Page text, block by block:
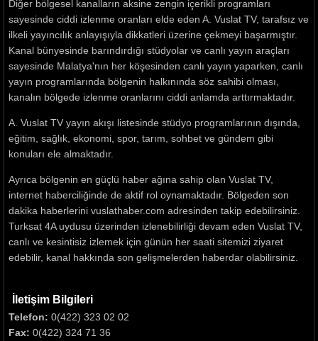
Diğer bölgesel kanalların aksine zengin içerikli programları
sayesinde ciddi izlenme oranları elde eden A. Vuslat TV, tarafsız ve
ilkeli yayıncılık anlayışıyla dikkatleri üzerine çekmeyi başarmıştır.
Kanal bünyesinde barındırdığı stüdyolar ve canlı yayın araçları
sayesinde Malatya'nın her köşesinden canlı yayın yaparken, canlı
yayın programlarında bölgenin halkınında söz sahibi olması,
kanalın bölgede izlenme oranlarını ciddi anlamda arttırmaktadır.
A. Vuslat TV yayın akışı listesinde stüdyo programlarının dışında,
eğitim, sağlık, ekonomi, spor, tarım, sohbet ve gündem gibi
konuları ele almaktadır.
Ayrıca bölgenin en güçlü haber ağına sahip olan Vuslat TV,
internet haberciliğinde de aktif rol oynamaktadır. Bölgeden son
dakika haberlerini vuslathaber.com adresinden takip edebilirsiniz.
Turksat 4A uydusu üzerinden izlenebilirliği devam eden Vuslat TV,
canlı ve kesintisiz izlemek için günün her saati sitemizi ziyaret
edebilir, kanal hakkında son gelişmelerden haberdar olabilirsiniz.
İletişim Bilgileri
Telefon: 0(422) 323 02 02
Fax: 0(422) 324 71 36